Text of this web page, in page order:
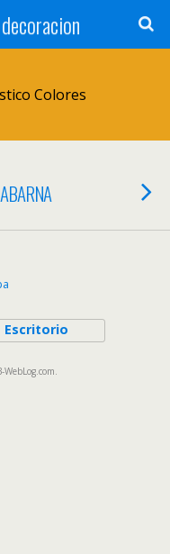
Colores
Escritorio
WebLog.com.